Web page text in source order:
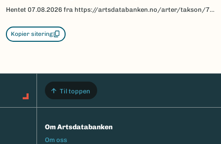
Hentet 07.08.2026 fra https://artsdatabanken.no/arter/takson/78082/beskrivelse
Kopier sitering
Til toppen
Om Artsdatabanken
Footermeny
Om oss